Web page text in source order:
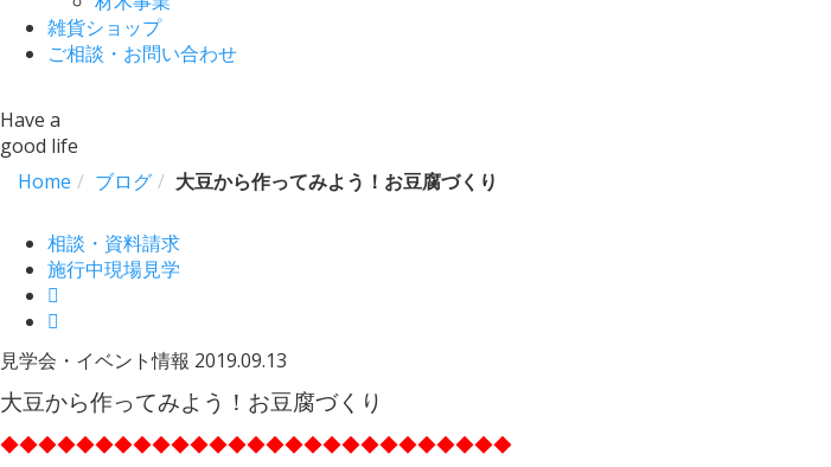
雑貨ショップ
ご相談・お問い合わせ
Have a
good life
Home
ブログ 大豆から作ってみよう！お豆腐づくり
相談・資料請求
施行中現場見学
見学会・イベント情報 2019.09.13
大豆から作ってみよう！お豆腐づくり
◆◆◆◆◆◆◆◆◆◆◆◆◆◆◆◆◆◆◆◆◆◆◆◆◆◆◆